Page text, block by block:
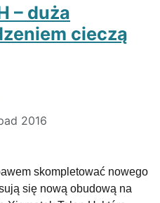
– duża
cieczą
2016
skompletować nowego
się nową obudową na